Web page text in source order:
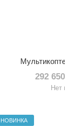
292
Нет
НОВИНКА